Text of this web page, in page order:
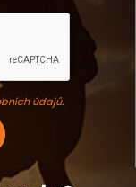
údajů.